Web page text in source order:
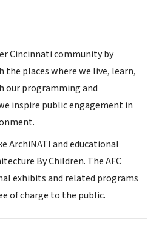
Cincinnati community by
places where we live, learn,
our programming and
inspire public engagement in
ArchiNATI and educational
By Children. The AFC
exhibits and related programs
of charge to the public.